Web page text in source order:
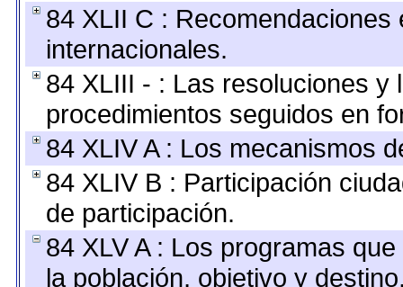
84 XLII C :
internacionales.
84 XLIII - : Las resoluciones
procedimientos seguidos en
84 XLIV A : Los mecanismos
84 XLIV B : Participación
de participación.
84 XLV A : Los programas
la población, objetivo y